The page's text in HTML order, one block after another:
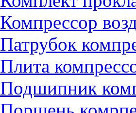
Компрессор
Патрубок
Плита
Подшипник